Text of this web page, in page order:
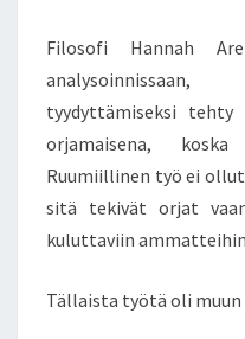
Filosofi Hannah
tyydyttämiseksi
orjamaisena,
Ruumiillinen työ ei
sitä tekivät orjat
kuluttaviin
Tällaista työtä oli muun